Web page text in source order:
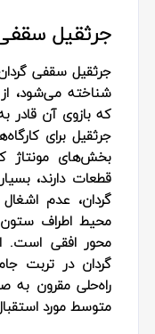
جرثقیل
جرثقیل سقفی
شناخته می‌شود،
جرثقیل برای
بخش‌های مونتاژ
قطعات دارند،
گردان، عدم
محیط اطراف
محور افقی است.
گردان در تربت
راه‌حلی مقرون‌ به‌
متوسط مورد